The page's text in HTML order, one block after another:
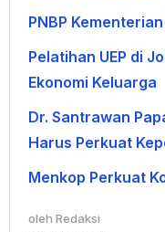
PNBP
Pelatihan UEP di
Ekonomi Keluarga
Dr. Santrawan
Harus Perkuat
Menkop Perkuat
oleh Redaksi